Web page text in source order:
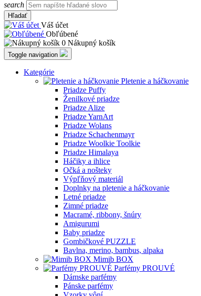
search
Hľadať
Váš účet
Obľúbené
0 Nákupný košík
Toggle navigation
Kategórie
Pletenie a háčkovanie
Priadze Puffy
Ženilkové priadze
Priadze Alize
Priadze YarnArt
Priadze Wolans
Priadze Schachenmayr
Priadze Woolkie Toolkie
Priadze Himalaya
Háčiky a ihlice
Očká a nošteky
Výpľňový materiál
Doplnky na pletenie a háčkovanie
Letné priadze
Zimné priadze
Macramé, ribbony, šnúry
Amigurumi
Baby priadze
Gombičkové PUZZLE
Bavlna, merino, bambus, alpaka
Mimib BOX
Parfémy PROUVÉ
Dámske parfémy
Pánske parfémy